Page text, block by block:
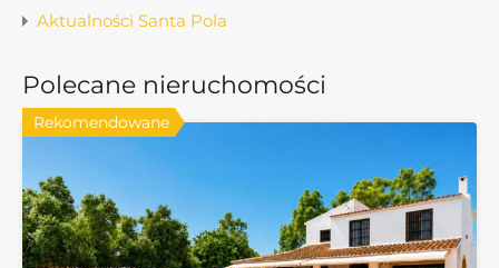
Aktualności Santa Pola
Polecane nieruchomości
Rekomendowane